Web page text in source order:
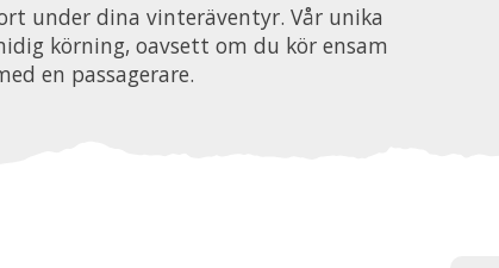
under dina vinteräventyr. Vår unika
körning, oavsett om du kör ensam
en passagerare.